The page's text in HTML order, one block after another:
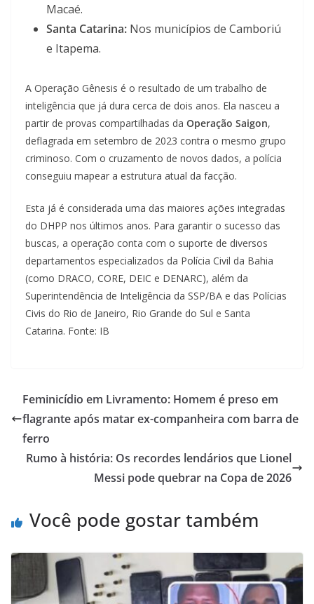
Macaé.
Santa Catarina: Nos municípios de Camboriú
e Itapema.
A Operação Gênesis é o resultado de um trabalho de
inteligência que já dura cerca de dois anos. Ela nasceu a
partir de provas compartilhadas da Operação Saigon,
deflagrada em setembro de 2023 contra o mesmo grupo
criminoso. Com o cruzamento de novos dados, a polícia
conseguiu mapear a estrutura atual da facção.
Esta já é considerada uma das maiores ações integradas
do DHPP nos últimos anos. Para garantir o sucesso das
buscas, a operação conta com o suporte de diversos
departamentos especializados da Polícia Civil da Bahia
(como DRACO, CORE, DEIC e DENARC), além da
Superintendência de Inteligência da SSP/BA e das Polícias
Civis do Rio de Janeiro, Rio Grande do Sul e Santa
Catarina. Fonte: IB
Feminicídio em Livramento: Homem é preso em
flagrante após matar ex-companheira com barra de
ferro
Rumo à história: Os recordes lendários que Lionel
Messi pode quebrar na Copa de 2026
Você pode gostar também